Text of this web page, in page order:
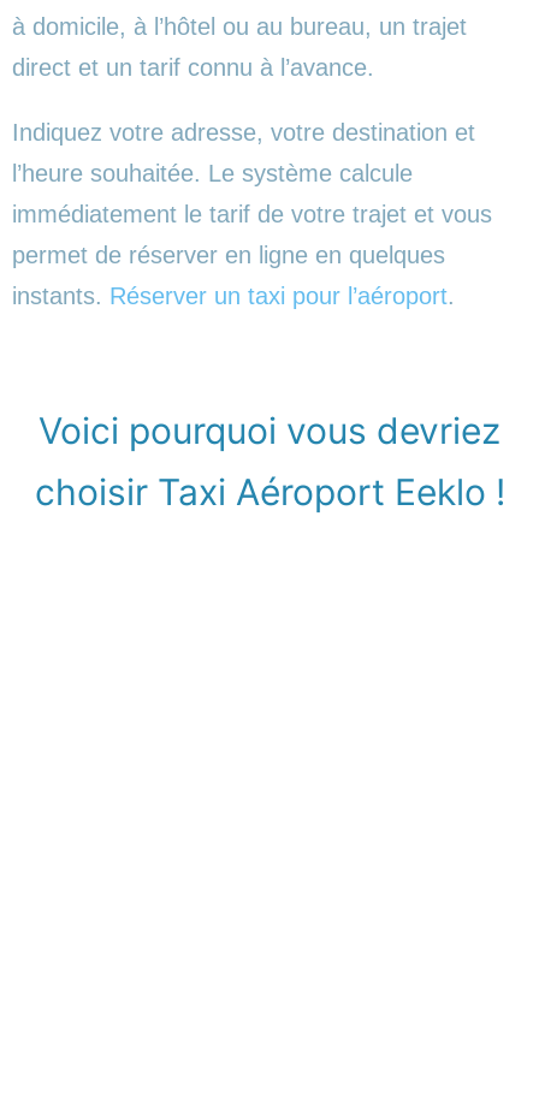
à domicile, à l’hôtel ou au bureau, un trajet
direct et un tarif connu à l’avance.
Indiquez votre adresse, votre destination et
l’heure souhaitée. Le système calcule
immédiatement le tarif de votre trajet et vous
permet de réserver en ligne en quelques
instants. Réserver un taxi pour l’aéroport.
Voici pourquoi vous devriez
choisir Taxi Aéroport Eeklo !